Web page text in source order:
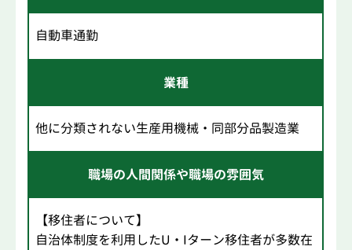
自動車通勤
業種
他に分類されない生産用機械・同部分品製造業
職場の人間関係や職場の雰囲気
【移住者について】
自治体制度を利用したU・Iターン移住者が多数在